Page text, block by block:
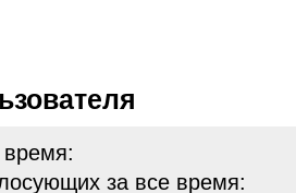
время:
за все время: